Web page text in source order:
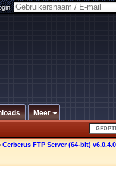
Meer
Cerberus FTP Server (64-bit) v6.0.4.0